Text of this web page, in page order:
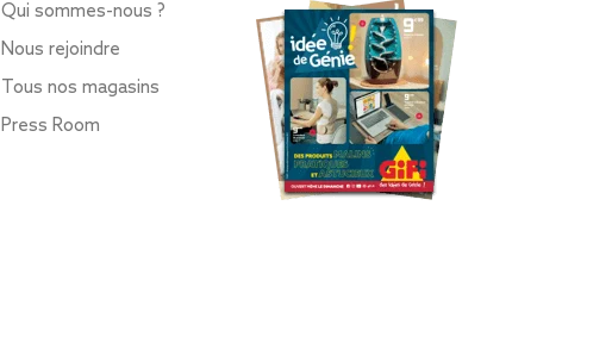
Qui sommes-nous ?
Nous rejoindre
Tous nos magasins
Press Room